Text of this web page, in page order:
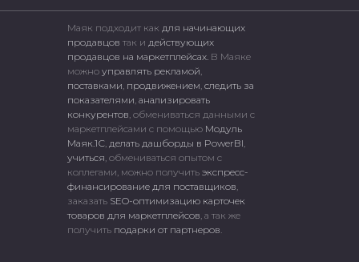
Маяк подходит как для начинающих
продавцов так и действующих
продавцов на маркетплейсах. В Маяке
можно управлять рекламой
поставками продвижением следить за
показателями анализировать
конкурентов , обмениваться данными с
маркетплейсами c помощью Модуль
Маяк.1С делать дашборды в PowerBI
учиться , обмениваться опытом с
коллегами, можно получить экспресс-
финансирование для поставщиков
заказать SEO-оптимизацию карточек
товаров для маркетплейсов , а так же
получить подарки от партнеров